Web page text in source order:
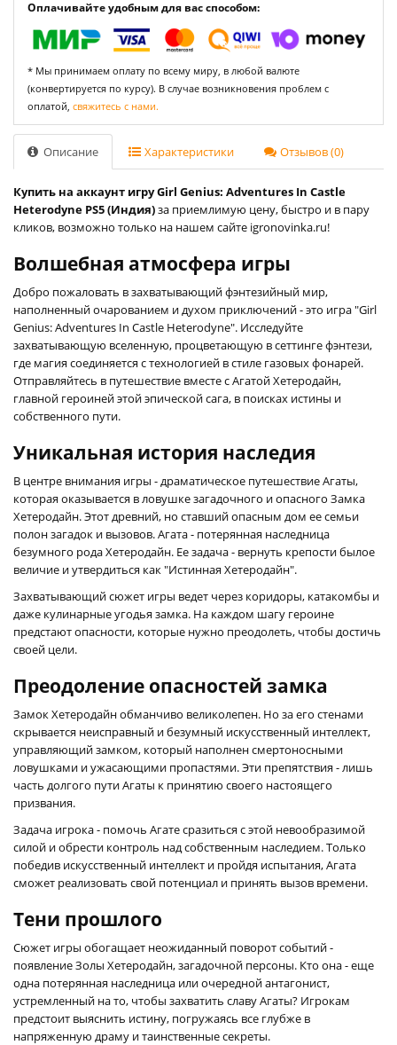
Оплачивайте удобным для вас способом:
* Мы принимаем оплату по всему миру, в любой валюте
(конвертируется по курсу). В случае возникновения проблем с
оплатой, свяжитесь с нами.
Описание Характеристики Отзывов (0)
Купить на аккаунт игру Girl Genius: Adventures In Castle
Heterodyne PS5 (Индия)за приемлимую цену, быстро и в пару
кликов, возможно только на нашем сайте igronovinka.ru!
Волшебная атмосфера игры
Добро пожаловать в захватывающий фэнтезийный мир,
наполненный очарованием и духом приключений - это игра "Girl
Genius: Adventures In Castle Heterodyne". Исследуйте
захватывающую вселенную, процветающую в сеттинге фэнтези,
где магия соединяется с технологией в стиле газовых фонарей.
Отправляйтесь в путешествие вместе с Агатой Хетеродайн,
главной героиней этой эпической сага, в поисках истины и
собственного пути.
Уникальная история наследия
В центре внимания игры - драматическое путешествие Агаты,
которая оказывается в ловушке загадочного и опасного Замка
Хетеродайн. Этот древний, но ставший опасным дом ее семьи
полон загадок и вызовов. Агата - потерянная наследница
безумного рода Хетеродайн. Ее задача - вернуть крепости былое
величие и утвердиться как "Истинная Хетеродайн".
Захватывающий сюжет игры ведет через коридоры, катакомбы и
даже кулинарные угодья замка. На каждом шагу героине
предстают опасности, которые нужно преодолеть, чтобы достичь
своей цели.
Преодоление опасностей замка
Замок Хетеродайн обманчиво великолепен. Но за его стенами
скрывается неисправный и безумный искусственный интеллект,
управляющий замком, который наполнен смертоносными
ловушками и ужасающими пропастями. Эти препятствия - лишь
часть долгого пути Агаты к принятию своего настоящего
призвания.
Задача игрока - помочь Агате сразиться с этой невообразимой
силой и обрести контроль над собственным наследием. Только
победив искусственный интеллект и пройдя испытания, Агата
сможет реализовать свой потенциал и принять вызов времени.
Тени прошлого
Сюжет игры обогащает неожиданный поворот событий -
появление Золы Хетеродайн, загадочной персоны. Кто она - еще
одна потерянная наследница или очередной антагонист,
устремленный на то, чтобы захватить славу Агаты? Игрокам
предстоит выяснить истину, погружаясь все глубже в
напряженную драму и таинственные секреты.